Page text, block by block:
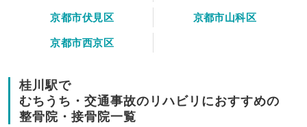
京都市伏見区
京都市山科区
京都市西京区
桂川駅で
むちうち・交通事故のリハビリにおすすめの
整骨院・接骨院一覧